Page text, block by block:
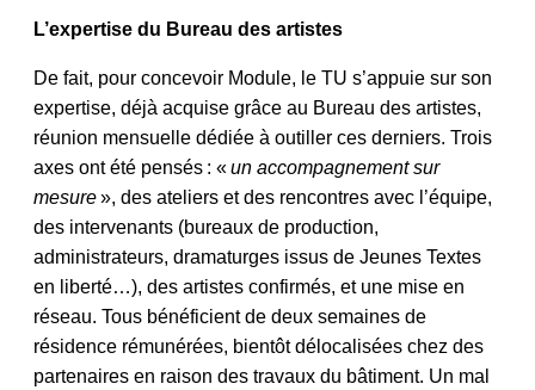
L’expertise du Bureau des artistes
De fait, pour concevoir Module, le TU s’appuie sur son
expertise, déjà acquise grâce au Bureau des artistes,
réunion mensuelle dédiée à outiller ces derniers. Trois
axes ont été pensés : «un accompagnement sur
mesure», des ateliers et des rencontres avec l’équipe,
des intervenants (bureaux de production,
administrateurs, dramaturges issus de Jeunes Textes
en liberté…), des artistes confirmés, et une mise en
réseau. Tous bénéficient de deux semaines de
résidence rémunérées, bientôt délocalisées chez des
partenaires en raison des travaux du bâtiment. Un mal